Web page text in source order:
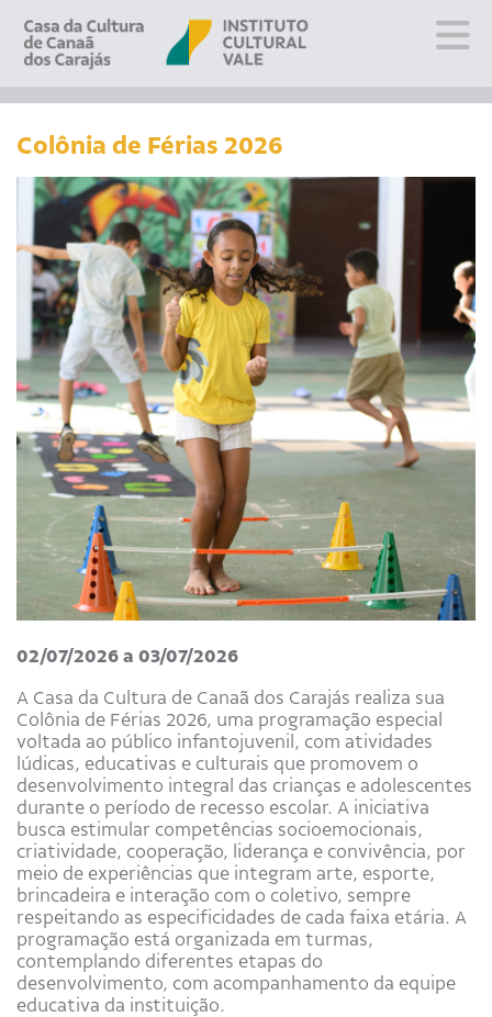
Sobre
Escola
Fale conosco
PT EN ES
Colônia de Férias 2026
02/07/2026 a 03/07/2026
A Casa da Cultura de Canaã dos Carajás realiza sua
Colônia de Férias 2026, uma programação especial
voltada ao público infantojuvenil, com atividades
lúdicas, educativas e culturais que promovem o
desenvolvimento integral das crianças e adolescentes
durante o período de recesso escolar. A iniciativa
busca estimular competências socioemocionais,
criatividade, cooperação, liderança e convivência, por
meio de experiências que integram arte, esporte,
brincadeira e interação com o coletivo, sempre
respeitando as especificidades de cada faixa etária. A
programação está organizada em turmas,
contemplando diferentes etapas do
desenvolvimento, com acompanhamento da equipe
educativa da instituição.